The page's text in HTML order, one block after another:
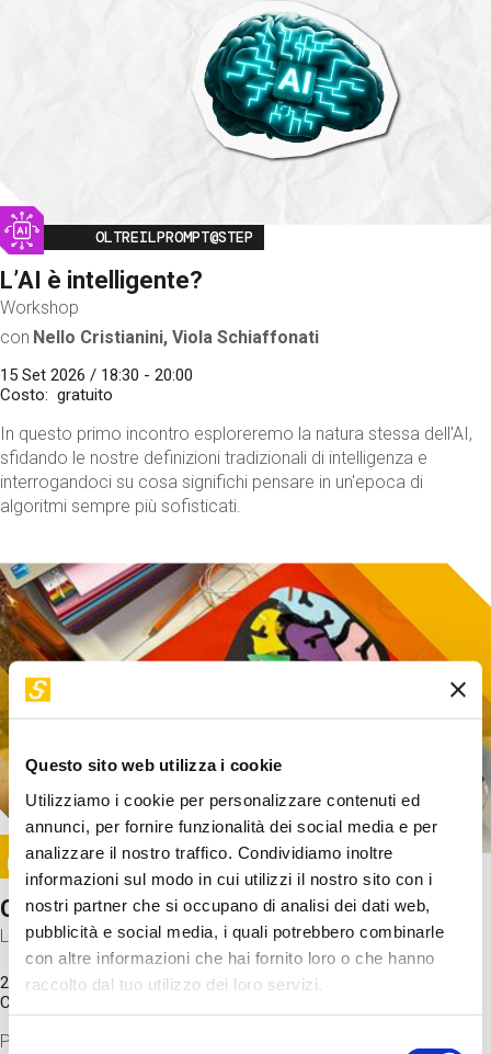
Questo sito web utilizza i cookie
Utilizziamo i cookie per personalizzare contenuti ed
annunci, per fornire funzionalità dei social media e per
analizzare il nostro traffico. Condividiamo inoltre
informazioni sul modo in cui utilizzi il nostro sito con i
nostri partner che si occupano di analisi dei dati web,
pubblicità e social media, i quali potrebbero combinarle
con altre informazioni che hai fornito loro o che hanno
raccolto dal tuo utilizzo dei loro servizi.
Selezione
Image
OLTREILPROMPT@STEP
L’AI è intelligente?
Workshop
con Nello Cristianini, Viola Schiaffonati
15 Set 2026 / 18:30 - 20:00
Costo
gratuito
In questo primo incontro esploreremo la natura stessa dell'AI,
sfidando le nostre definizioni tradizionali di intelligenza e
interrogandoci su cosa significhi pensare in un'epoca di
algoritmi sempre più sofisticati.
Image
SUNDAY@STEP
Come funziona il cervello?
Laboratorio
20 Set 2026 / 11:15 - 13:00
Costo
Proveremo a costruire un cervello in cartoncino cercando di